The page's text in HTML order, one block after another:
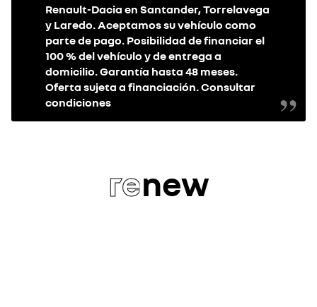
Renault-Dacia en Santander, Torrelavega
y Laredo. Aceptamos su vehículo como
parte de pago. Posibilidad de financiar el
100 % del vehículo y de entrega a
domicilio. Garantía hasta 48 meses.
Oferta sujeta a financiación. Consultar
condiciones
renew